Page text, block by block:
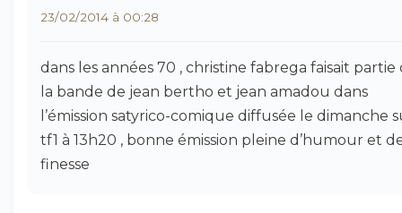
23/02/2014 à 00:28
dans les années 70 , christine fabrega faisait partie
la bande de jean bertho et jean amadou dans
l’émission satyrico-comique diffusée le dimanche
tf1 à 13h20 , bonne émission pleine d’humour et
finesse